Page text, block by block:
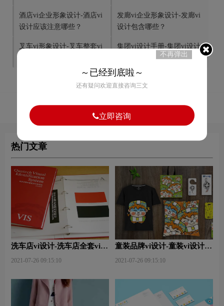
酒店vi企业形象设计-酒店vi
设计应该注意哪些？
发廊vi企业形象设计-发廊vi
设计包含哪些？
叉车vi形象设计-叉车整套vi
集团vi设计手册-集团vi设计
内容具体有哪些？
1 赞
热门文章
洗车店vi设计-洗车店全套vi设
2021-07-26 09:15:10
童装品牌vi设计-童装vi设计包
2021-07-26 09:15:10
不再弹出
～已经到底啦～
还有疑问欢迎直接咨询三文
立即咨询